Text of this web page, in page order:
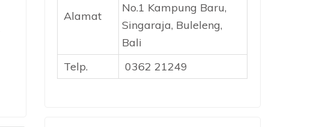
Alamat
No.1 Kampung Baru,
Singaraja, Buleleng,
Bali
Telp.
0362 21249